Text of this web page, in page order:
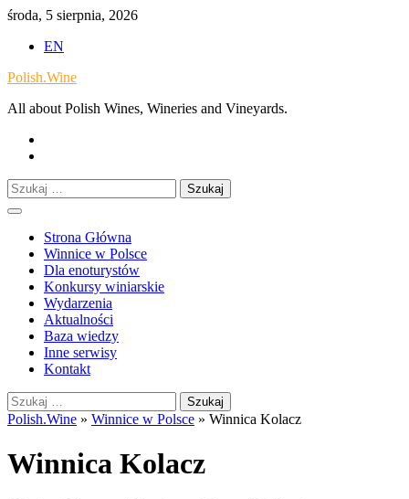
Skip
content
środa, 5 sierpnia, 2026
EN
Polish.Wine
All about Polish Wines, Wineries and Vineyards.
Szukaj:
Strona Główna
Winnice w Polsce
Dla enoturystów
Konkursy winiarskie
Wydarzenia
Aktualności
Baza wiedzy
Inne serwisy
Kontakt
Szukaj:
Polish.Wine » Winnice w Polsce » Winnica Kolacz
Winnica Kolacz